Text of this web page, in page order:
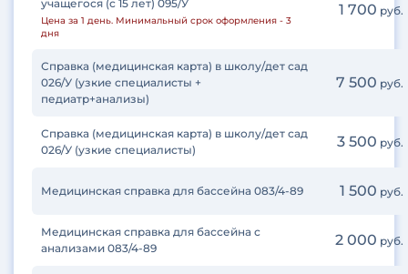
учащегося (с 15 лет) 095/У
Цена за 1 день. Минимальный срок оформления - 3
дня
1 700 руб.
Справка (медицинская карта) в школу/дет сад
026/У (узкие специалисты +
педиатр+анализы)
7 500 руб.
Справка (медицинская карта) в школу/дет сад
026/У (узкие специалисты)
3 500 руб.
Медицинская справка для бассейна 083/4-89 1 500 руб.
Медицинская справка для бассейна с
анализами 083/4-89
2 000 руб.